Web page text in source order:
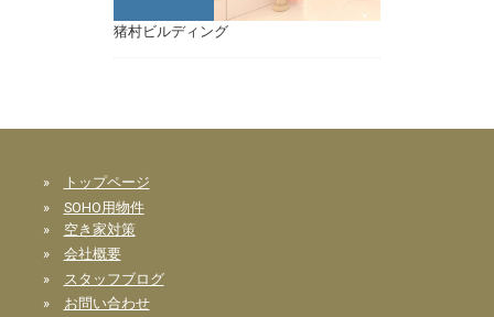
猪村ビルディング
»
トップページ
» SOHO用物件
» 空き家対策
» 会社概要
»
スタッフブログ
» お問い合わせ